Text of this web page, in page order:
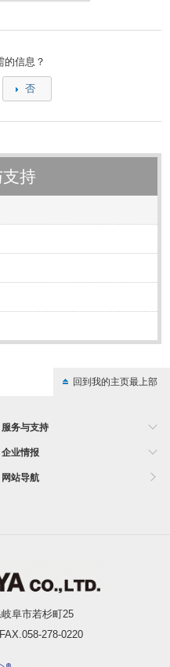
的信息？
否
持
回到我的主页最上部
服务与支持
企业情报
网站导航
阜市若杉町25
278-0220